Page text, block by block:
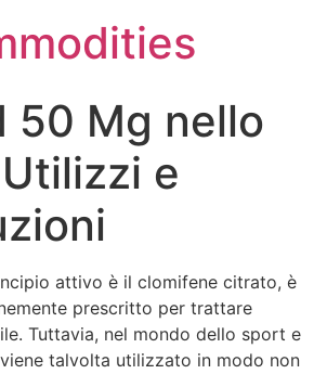
50 Mg nello
e
attivo è il clomifene citrato, è
prescritto per trattare
Tuttavia, nel mondo dello sport e
talvolta utilizzato in modo non